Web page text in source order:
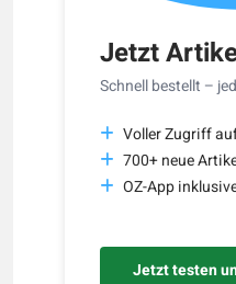
Jetzt
Schnell bestellt –
Voller Zugriff
700+ neue
OZ-App
Jetzt testen